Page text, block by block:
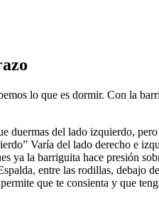
lo que es dormir. Con la
duermas del lado izquierdo,
Varía del lado derecho e
ya la barriguita hace presión
entre las rodillas, debajo
que te consienta y que